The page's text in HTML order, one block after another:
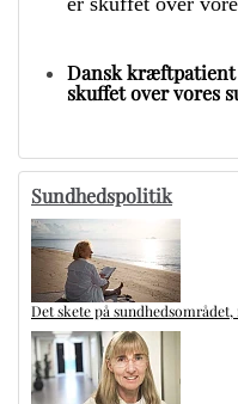
Dansk kræftpatient
skuffet over vores
Sundhedspolitik
Det skete på